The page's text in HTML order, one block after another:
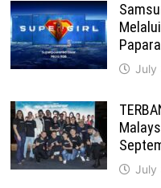
July
July